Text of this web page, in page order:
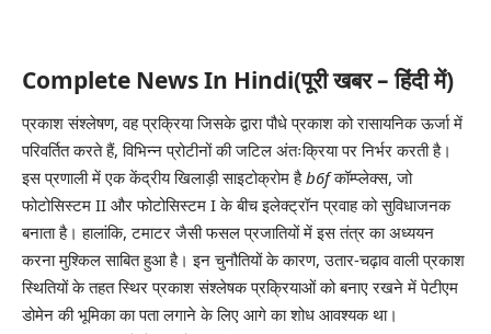
Complete News In Hindi(पूरी खबर – हिंदी में)
प्रकाश संश्लेषण, वह प्रक्रिया जिसके द्वारा पौधे प्रकाश को रासायनिक ऊर्जा में
परिवर्तित करते हैं, विभिन्न प्रोटीनों की जटिल अंतःक्रिया पर निर्भर करती है।
इस प्रणाली में एक केंद्रीय खिलाड़ी साइटोक्रोम हैb6fकॉम्प्लेक्स, जो
फोटोसिस्टम II और फोटोसिस्टम I के बीच इलेक्ट्रॉन प्रवाह को सुविधाजनक
बनाता है। हालांकि, टमाटर जैसी फसल प्रजातियों में इस तंत्र का अध्ययन
करना मुश्किल साबित हुआ है। इन चुनौतियों के कारण, उतार-चढ़ाव वाली प्रकाश
स्थितियों के तहत स्थिर प्रकाश संश्लेषक प्रक्रियाओं को बनाए रखने में पेटीएम
डोमेन की भूमिका का पता लगाने के लिए आगे का शोध आवश्यक था।